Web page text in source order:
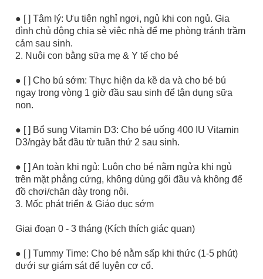
● [ ] Tâm lý: Ưu tiên nghỉ ngơi, ngủ khi con ngủ. Gia
đình chủ động chia sẻ việc nhà để mẹ phòng tránh trầm
cảm sau sinh.
2. Nuôi con bằng sữa mẹ & Y tế cho bé
● [ ] Cho bú sớm: Thực hiện da kề da và cho bé bú
ngay trong vòng 1 giờ đầu sau sinh để tận dụng sữa
non.
● [ ] Bổ sung Vitamin D3: Cho bé uống 400 IU Vitamin
D3/ngày bắt đầu từ tuần thứ 2 sau sinh.
● [ ] An toàn khi ngủ: Luôn cho bé nằm ngửa khi ngủ
trên mặt phẳng cứng, không dùng gối đầu và không để
đồ chơi/chăn dày trong nôi.
3. Mốc phát triển & Giáo dục sớm
Giai đoạn 0 - 3 tháng (Kích thích giác quan)
● [ ] Tummy Time: Cho bé nằm sấp khi thức (1-5 phút)
dưới sự giám sát để luyện cơ cổ.